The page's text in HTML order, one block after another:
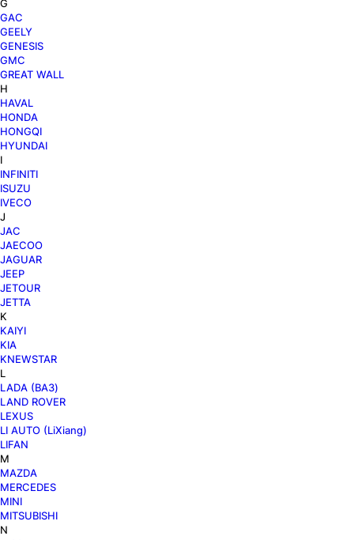
G
GAC
GEELY
GENESIS
GMC
GREAT WALL
H
HAVAL
HONDA
HONGQI
HYUNDAI
I
INFINITI
ISUZU
IVECO
J
JAC
JAECOO
JAGUAR
JEEP
JETOUR
JETTA
K
KAIYI
KIA
KNEWSTAR
L
LADA (ВАЗ)
LAND ROVER
LEXUS
LI AUTO (LiXiang)
LIFAN
M
MAZDA
MERCEDES
MINI
MITSUBISHI
N